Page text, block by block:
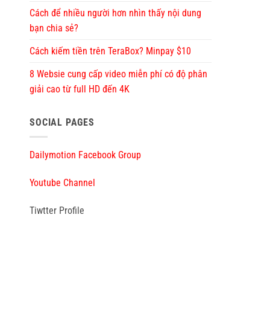
Cách để nhiều người hơn nhìn thấy nội dung
bạn chia sẻ?
Cách kiếm tiền trên TeraBox? Minpay $10
8 Websie cung cấp video miễn phí có độ phân
giải cao từ full HD đến 4K
SOCIAL PAGES
Dailymotion Facebook Group
Youtube Channel
Tiwtter Profile